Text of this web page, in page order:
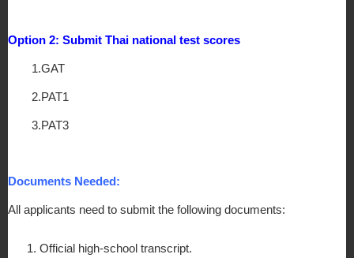
Option 2: Submit Thai national test scores
1.GAT
2.PAT1
3.PAT3
Documents Needed:
All applicants need to submit the following documents:
Official high-school transcript.